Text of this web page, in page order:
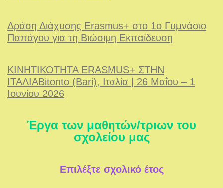
Δράση Διάχυσης Erasmus+ στο 1ο Γυμνάσιο
Παπάγου για τη Βιώσιμη Εκπαίδευση
ΚΙΝΗΤΙΚΟΤΗΤΑ ERASMUS+ ΣΤΗΝ
ΙΤΑΛΙΑBitonto (Bari), Ιταλία | 26 Μαΐου – 1
Ιουνίου 2026
Έργα των μαθητών/τριων του
σχολείου μας
Επιλέξτε σχολικό έτος